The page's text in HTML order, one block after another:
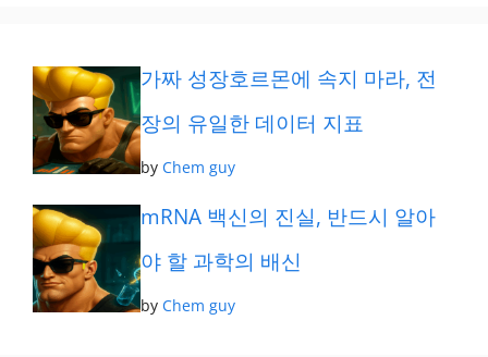
가짜 성장호르몬에 속지 마라, 전
장의 유일한 데이터 지표
byChem guy
mRNA 백신의 진실, 반드시 알아
야 할 과학의 배신
byChem guy